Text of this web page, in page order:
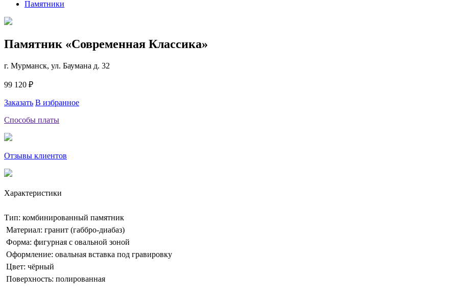
Памятники
Памятник «Современная Классика»
г. Мурманск, ул. Баумана д. 32
99 120 ₽
Заказать В избранное
Способы платы
Отзывы клиентов
Характеристики
Тип: комбинированный памятник
Материал: гранит (габбро-диабаз)
Форма: фигурная с овальной зоной
Оформление: овальная вставка под гравировку
Цвет: чёрный
Поверхность: полированная